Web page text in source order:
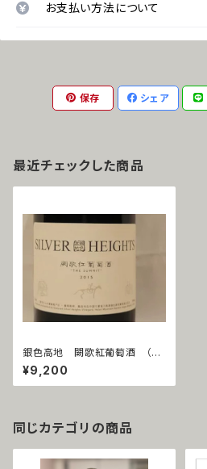
お支払い方法について
保存 シェア
最近チェックした商品
銀色高地 闕歌紅葡萄酒 （シ
ルバーハイツ サミット）2019
¥9,200
同じカテゴリの商品